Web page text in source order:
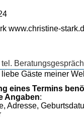
www.christine-
Gäste meiner
eines Termins
Angaben:
Adresse,